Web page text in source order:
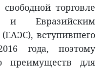
торговле
Евразийским
вступившего
года, поэтому
преимуществ для